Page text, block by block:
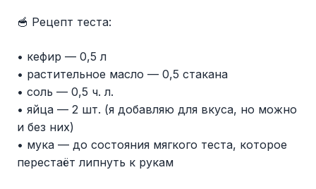
🥣 Рецепт теста:
• кефир — 0,5 л
• растительное масло — 0,5 стакана
• соль — 0,5 ч. л.
• яйца — 2 шт. (я добавляю для вкуса, но можно
и без них)
• мука — до состояния мягкого теста, которое
перестаёт липнуть к рукам